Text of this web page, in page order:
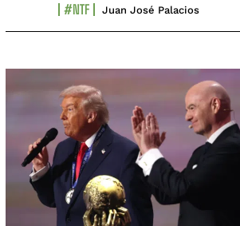
#NTF Juan José Palacios